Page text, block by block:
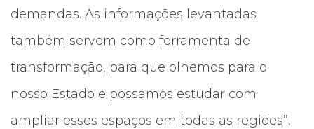
demandas. As informações levantadas
também servem como ferramenta de
transformação, para que olhemos para o
nosso Estado e possamos estudar com
ampliar esses espaços em todas as regiões”,